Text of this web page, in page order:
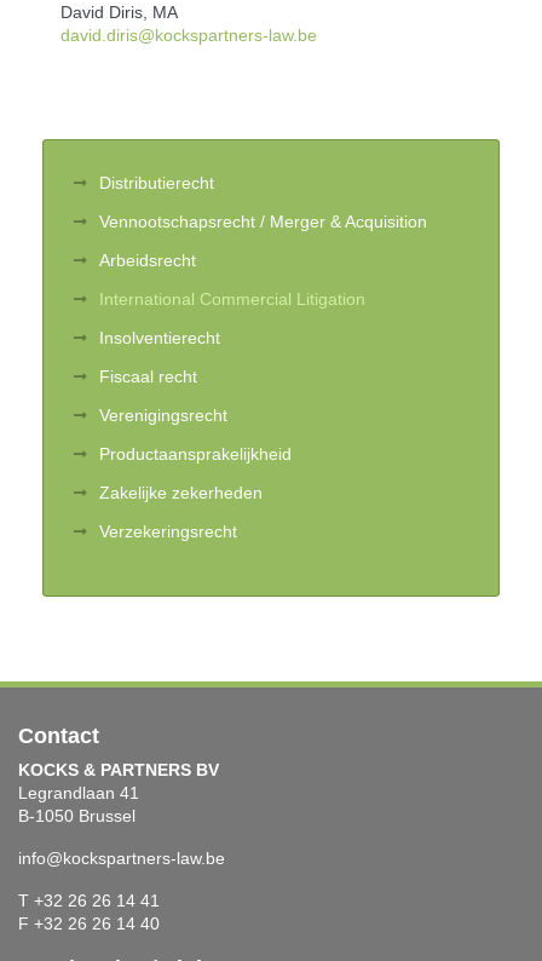
David Diris, MA
david.diris@kockspartners-law.be
Distributierecht
Vennootschapsrecht / Merger & Acquisition
Arbeidsrecht
International Commercial Litigation
Insolventierecht
Fiscaal recht
Verenigingsrecht
Productaansprakelijkheid
Zakelijke zekerheden
Verzekeringsrecht
Contact
KOCKS & PARTNERS BV
Legrandlaan 41
B-1050 Brussel
info@kockspartners-law.be
T +32 26 26 14 41
F +32 26 26 14 40